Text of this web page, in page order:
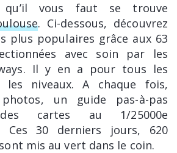
qu’il vous faut se trouve
. Ci-dessous, découvrez
plus populaires grâce aux 63
avec soin par les
Il y en a pour tous les
niveaux. A chaque fois,
un guide pas-à-pas
cartes au 1/25000e
Ces 30 derniers jours, 620
mis au vert dans le coin.